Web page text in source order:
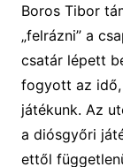
Boros Tibor
„felrázni” a
csatár lépett
fogyott az idő,
játékunk. Az
a diósgyőri
ettől